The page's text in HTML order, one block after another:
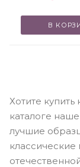
В
Хотите
каталоге
лучшие